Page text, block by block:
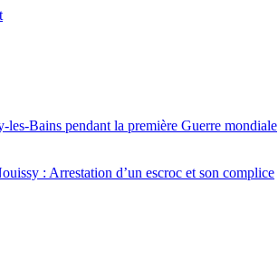
les-Bains pendant la première Guerre mondiale
: Arrestation d’un escroc et son complice